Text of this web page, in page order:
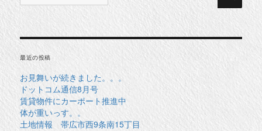
最近の投稿
お見舞いが続きました。。。
ドットコム通信8月号
賃貸物件にカーポート推進中
体が重いっす。。
土地情報 帯広市西9条南15丁目